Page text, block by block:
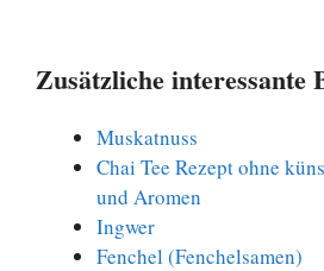
Zusätzliche interessante
Muskatnuss
Chai Tee Rezept ohne
und Aromen
Ingwer
Fenchel (Fenchelsamen)